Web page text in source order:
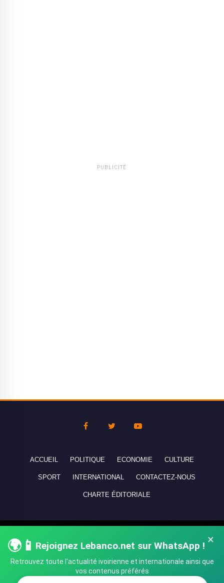
PUBLICITÉ
×
🌍📱 Rejoignez Lebanco.net sur WhatsApp !
Retrouvez toute l'actualité ivoirienne et internationale ainsi que
vos contenus préférés
ACCUEIL POLITIQUE ECONOMIE CULTURE
SPORT INTERNATIONAL CONTACTEZ-NOUS
CHARTE ÉDITORIALE
réservés - All rights reserved.